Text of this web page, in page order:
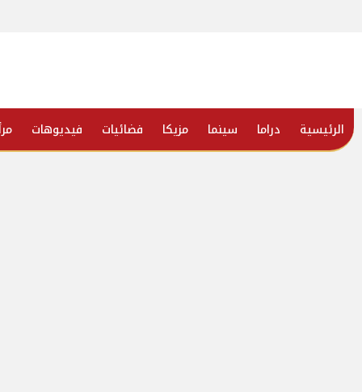
الرئيسية دراما سينما مزيكا فضائيات فيديوهات